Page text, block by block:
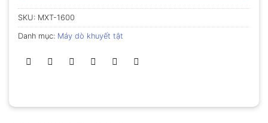
SKU: MXT-1600
Danh mục: Máy dò khuyết tật